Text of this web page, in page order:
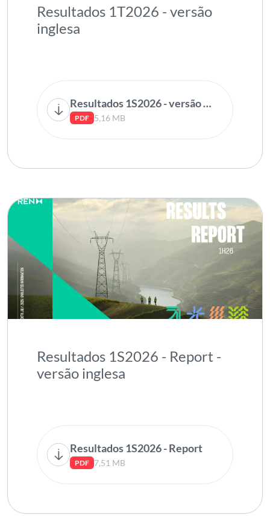
Resultados 1T2026 - versão
inglesa
Resultados 1S2026 - versão inglesa
PDF 5,16 MB
Resultados 1S2026 - Report -
versão inglesa
Resultados 1S2026 - Report
PDF 7,51 MB